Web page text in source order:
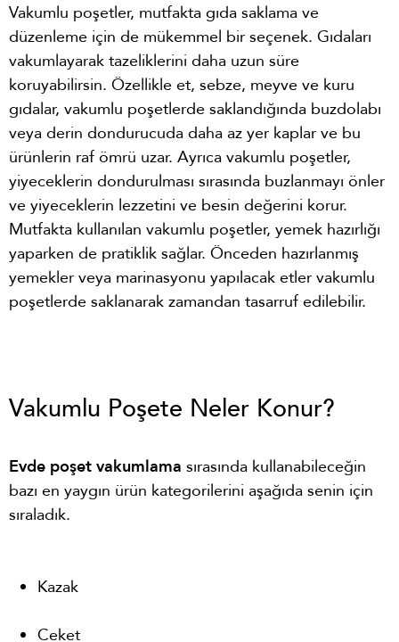
Vakumlu poşetler, mutfakta gıda saklama ve
düzenleme için de mükemmel bir seçenek. Gıdaları
vakumlayarak tazeliklerini daha uzun süre
koruyabilirsin. Özellikle et, sebze, meyve ve kuru
gıdalar, vakumlu poşetlerde saklandığında buzdolabı
veya derin dondurucuda daha az yer kaplar ve bu
ürünlerin raf ömrü uzar. Ayrıca vakumlu poşetler,
yiyeceklerin dondurulması sırasında buzlanmayı önler
ve yiyeceklerin lezzetini ve besin değerini korur.
Mutfakta kullanılan vakumlu poşetler, yemek hazırlığı
yaparken de pratiklik sağlar. Önceden hazırlanmış
yemekler veya marinasyonu yapılacak etler vakumlu
poşetlerde saklanarak zamandan tasarruf edilebilir.
Vakumlu Poşete Neler Konur?
Evde poşet vakumlama sırasında kullanabileceğin
bazı en yaygın ürün kategorilerini aşağıda senin için
sıraladık.
Kazak
Ceket